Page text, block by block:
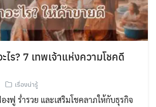
ไร? 7 เทพเจ้าแห่งความโชคดี
เรื่องน่ารู้
งฟู ร่ำรวย และเสริมโชคลาภให้กับธุรกิจ